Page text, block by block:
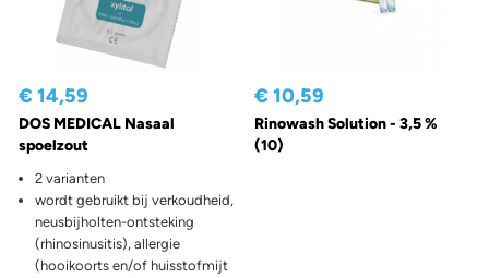
€ 14,59
DOS MEDICAL Nasaal
spoelzout
2 varianten
wordt gebruikt bij verkoudheid,
neusbijholten-ontsteking
(rhinosinusitis), allergie
(hooikoorts en/of huisstofmijt
€ 10,59
Rinowash Solution - 3,5 %
(10)